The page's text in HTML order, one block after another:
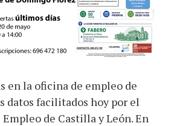
en la oficina de empleo de
datos facilitados hoy por el
de Castilla y León. En